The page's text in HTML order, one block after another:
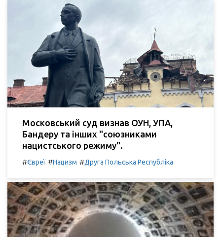
Московський суд визнав ОУН, УПА,
Бандеру та інших "союзниками
нацистського режиму".
#Євреї #Нацизм #Друга Польська Республіка